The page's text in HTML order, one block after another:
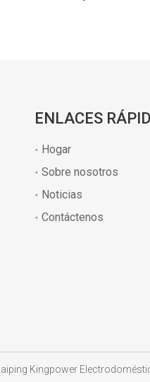
ENLACES
Hogar
Sobre nosotros
Noticias
Contáctenos
Kingpower